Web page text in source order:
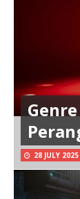
28 JULY 2025